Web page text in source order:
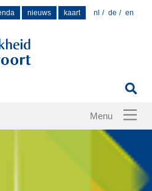
nieuws kaart nl de en